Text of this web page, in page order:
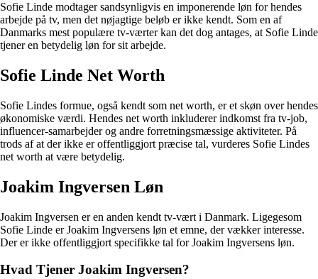
Sofie Linde modtager sandsynligvis en imponerende løn for hendes
arbejde på tv, men det nøjagtige beløb er ikke kendt. Som en af
Danmarks mest populære tv-værter kan det dog antages, at Sofie Linde
tjener en betydelig løn for sit arbejde.
Sofie Linde Net Worth
Sofie Lindes formue, også kendt som net worth, er et skøn over hendes
økonomiske værdi. Hendes net worth inkluderer indkomst fra tv-job,
influencer-samarbejder og andre forretningsmæssige aktiviteter. På
trods af at der ikke er offentliggjort præcise tal, vurderes Sofie Lindes
net worth at være betydelig.
Joakim Ingversen Løn
Joakim Ingversen er en anden kendt tv-vært i Danmark. Ligegesom
Sofie Linde er Joakim Ingversens løn et emne, der vækker interesse.
Der er ikke offentliggjort specifikke tal for Joakim Ingversens løn.
Hvad Tjener Joakim Ingversen?